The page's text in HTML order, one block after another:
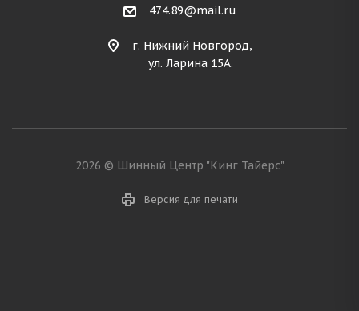
474.89@mail.ru
г. Нижний Новгород,
ул. Ларина 15А.
2026 © Шинный Центр "Кинг Тайерс"
Версия для печати